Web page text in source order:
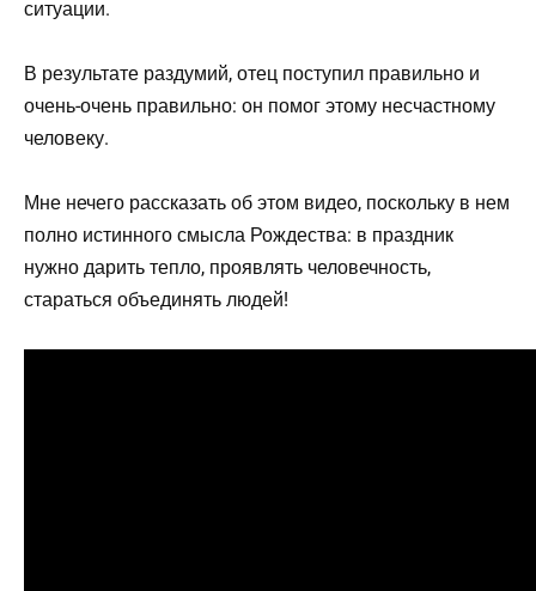
ситуации.
В результате раздумий, отец поступил правильно и
очень-очень правильно: он помог этому несчастному
человеку.
Мне нечего рассказать об этом видео, поскольку в нем
полно истинного смысла Рождества: в праздник
нужно дарить тепло, проявлять человечность,
стараться объединять людей!